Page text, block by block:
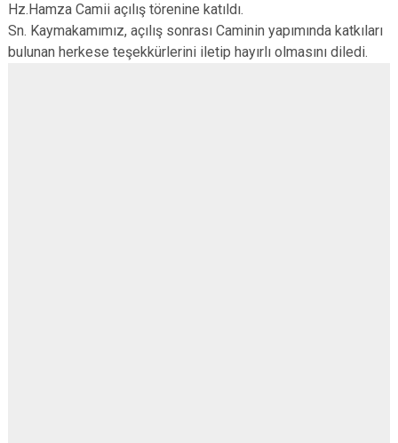
Hz.Hamza Camii açılış törenine katıldı.
Sn. Kaymakamımız, açılış sonrası Caminin yapımında katkıları
bulunan herkese teşekkürlerini iletip hayırlı olmasını diledi.